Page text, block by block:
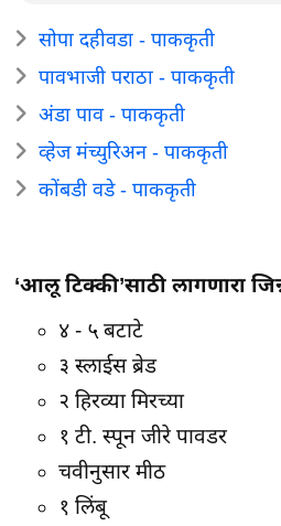
सोपा दहीवडा - पाककृती
पावभाजी पराठा - पाककृती
अंडा पाव - पाककृती
व्हेज मंच्युरिअन - पाककृती
कोंबडी वडे - पाककृती
‘आलू टिक्की’साठी लागणारा
४ - ५ बटाटे
३ स्लाईस ब्रेड
२ हिरव्या मिरच्या
१ टी. स्पून जीरे पावडर
चवीनुसार मीठ
१ लिंबू